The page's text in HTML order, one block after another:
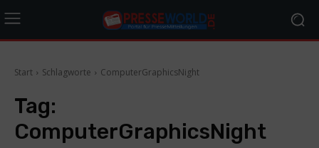
Start Schlagworte ComputerGraphicsNight
Tag:
ComputerGraphicsNight